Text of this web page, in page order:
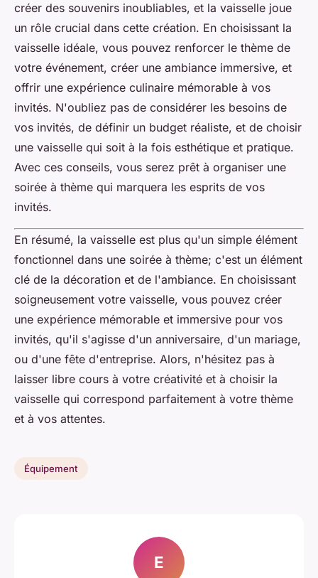
créer des souvenirs inoubliables, et la vaisselle joue
un rôle crucial dans cette création. En choisissant la
vaisselle idéale, vous pouvez renforcer le thème de
votre événement, créer une ambiance immersive, et
offrir une expérience culinaire mémorable à vos
invités. N'oubliez pas de considérer les besoins de
vos invités, de définir un budget réaliste, et de choisir
une vaisselle qui soit à la fois esthétique et pratique.
Avec ces conseils, vous serez prêt à organiser une
soirée à thème qui marquera les esprits de vos
invités.
En résumé, la vaisselle est plus qu'un simple élément
fonctionnel dans une soirée à thème; c'est un élément
clé de la décoration et de l'ambiance. En choisissant
soigneusement votre vaisselle, vous pouvez créer
une expérience mémorable et immersive pour vos
invités, qu'il s'agisse d'un anniversaire, d'un mariage,
ou d'une fête d'entreprise. Alors, n'hésitez pas à
laisser libre cours à votre créativité et à choisir la
vaisselle qui correspond parfaitement à votre thème
et à vos attentes.
Équipement
E